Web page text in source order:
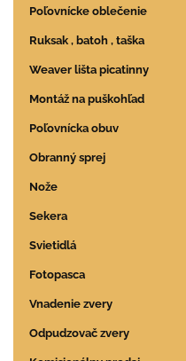
Poľovnícke oblečenie
Ruksak , batoh , taška
Weaver lišta picatinny
Montáž na puškohľad
Poľovnícka obuv
Obranný sprej
Nože
Sekera
Svietidlá
Fotopasca
Vnadenie zvery
Odpudzovač zvery